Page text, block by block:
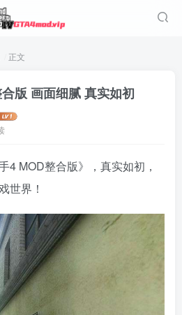
正文
版 画面细腻 真实如初
4 MOD整合版》，真实如初，
世界！